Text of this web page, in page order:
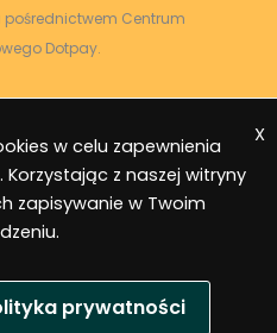
Centrum
Dotpay.
Wszelkie prawa
w celu zapewnienia
Korzystając z naszej witryny
zapisywanie w Twoim
prywatności
X